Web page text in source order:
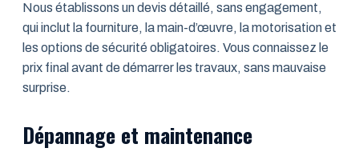
Nous établissons un devis détaillé, sans engagement,
qui inclut la fourniture, la main-d’œuvre, la motorisation et
les options de sécurité obligatoires. Vous connaissez le
prix final avant de démarrer les travaux, sans mauvaise
surprise.
Dépannage et maintenance